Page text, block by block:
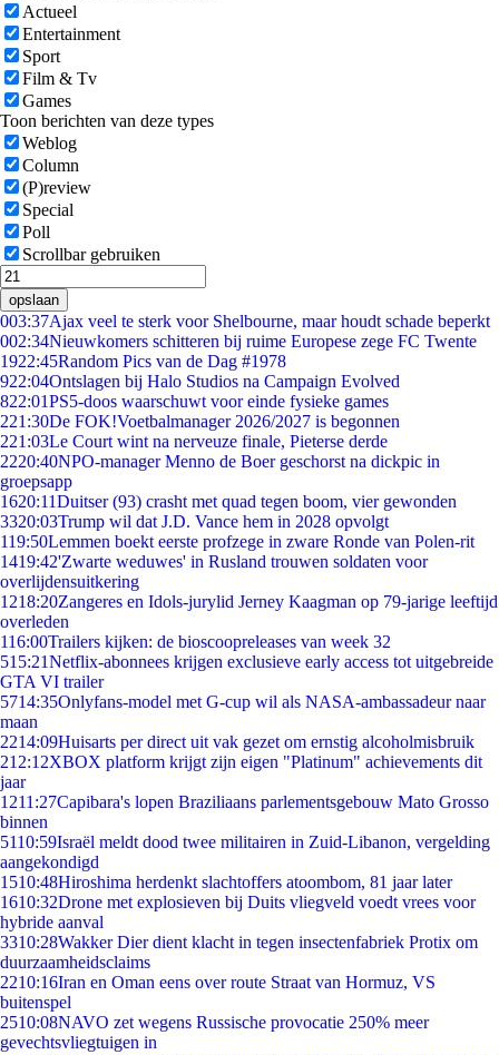
Actueel
Entertainment
Sport
Film & Tv
Games
Toon berichten van deze types
Weblog
Column
(P)review
Special
Poll
Scrollbar gebruiken
opslaan
003:37Ajax veel te sterk voor Shelbourne, maar houdt schade beperkt
002:34Nieuwkomers schitteren bij ruime Europese zege FC Twente
1922:45Random Pics van de Dag #1978
922:04Ontslagen bij Halo Studios na Campaign Evolved
822:01PS5-doos waarschuwt voor einde fysieke games
221:30De FOK!Voetbalmanager 2026/2027 is begonnen
221:03Le Court wint na nerveuze finale, Pieterse derde
2220:40NPO-manager Menno de Boer geschorst na dickpic in
groepsapp
1620:11Duitser (93) crasht met quad tegen boom, vier gewonden
3320:03Trump wil dat J.D. Vance hem in 2028 opvolgt
119:50Lemmen boekt eerste profzege in zware Ronde van Polen-rit
1419:42'Zwarte weduwes' in Rusland trouwen soldaten voor
overlijdensuitkering
1218:20Zangeres en Idols-jurylid Jerney Kaagman op 79-jarige leeftijd
overleden
116:00Trailers kijken: de bioscoopreleases van week 32
515:21Netflix-abonnees krijgen exclusieve early access tot uitgebreide
GTA VI trailer
5714:35Onlyfans-model met G-cup wil als NASA-ambassadeur naar
maan
2214:09Huisarts per direct uit vak gezet om ernstig alcoholmisbruik
212:12XBOX platform krijgt zijn eigen "Platinum" achievements dit
jaar
1211:27Capibara's lopen Braziliaans parlementsgebouw Mato Grosso
binnen
5110:59Israël meldt dood twee militairen in Zuid-Libanon, vergelding
aangekondigd
1510:48Hiroshima herdenkt slachtoffers atoombom, 81 jaar later
1610:32Drone met explosieven bij Duits vliegveld voedt vrees voor
hybride aanval
3310:28Wakker Dier dient klacht in tegen insectenfabriek Protix om
duurzaamheidsclaims
2210:16Iran en Oman eens over route Straat van Hormuz, VS
buitenspel
2510:08NAVO zet wegens Russische provocatie 250% meer
gevechtsvliegtuigen in